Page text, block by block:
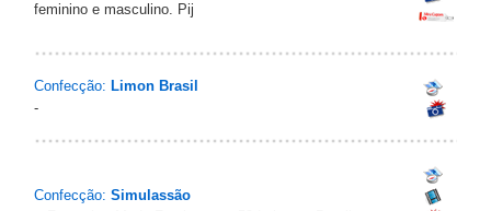
feminino e masculino. Pij
Confecção: Limon Brasil
-
Confecção: Simulassão